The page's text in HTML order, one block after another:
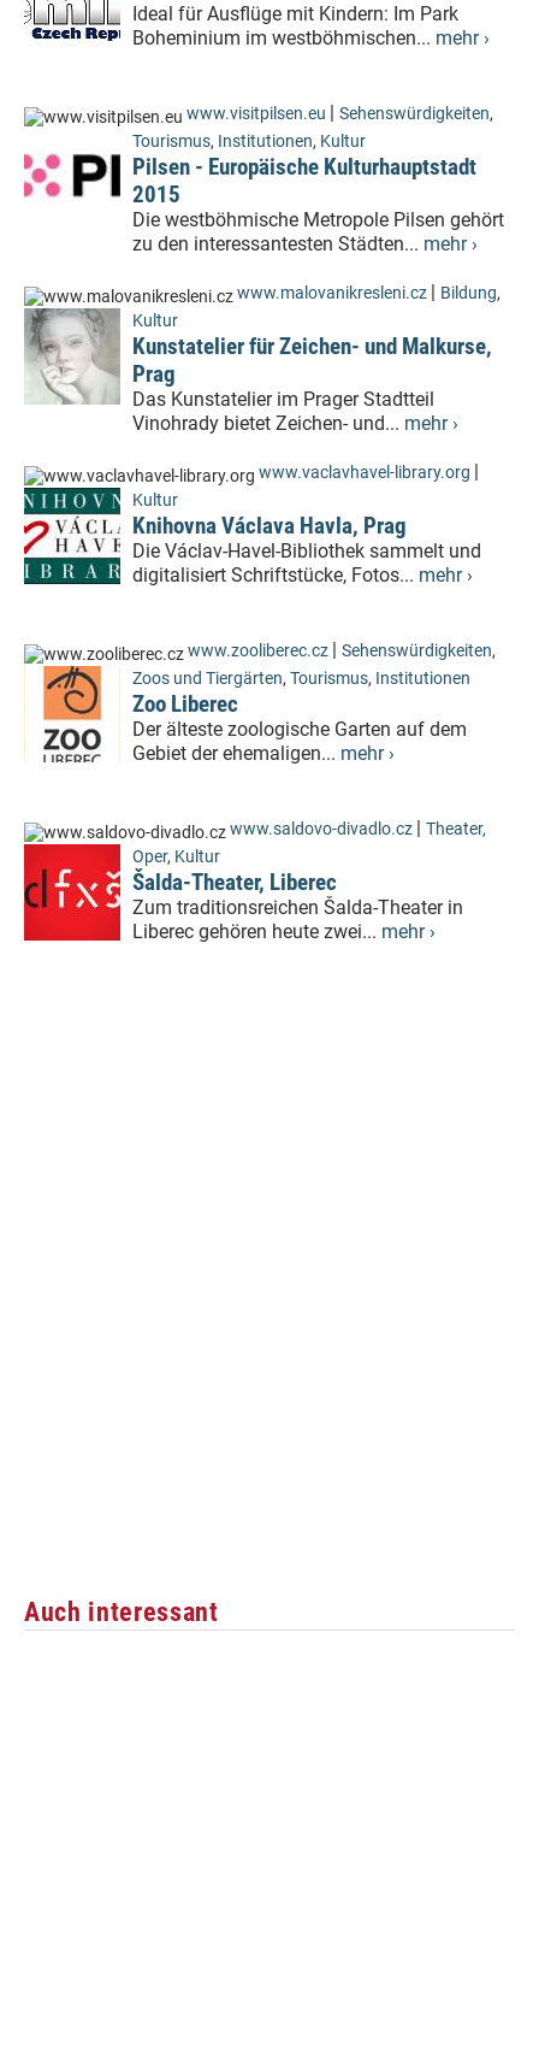
Ideal für Ausflüge mit Kindern: Im Park
Boheminium im westböhmischen... mehr ›
www.visitpilsen.eu | Sehenswürdigkeiten,
Tourismus, Institutionen, Kultur
Pilsen - Europäische Kulturhauptstadt
2015
Die westböhmische Metropole Pilsen gehört
zu den interessantesten Städten... mehr ›
www.malovanikresleni.cz | Bildung,
Kultur
Kunstatelier für Zeichen- und Malkurse,
Prag
Das Kunstatelier im Prager Stadtteil
Vinohrady bietet Zeichen- und... mehr ›
www.vaclavhavel-library.org |
Kultur
Knihovna Václava Havla, Prag
Die Václav-Havel-Bibliothek sammelt und
digitalisiert Schriftstücke, Fotos... mehr ›
www.zooliberec.cz | Sehenswürdigkeiten,
Zoos und Tiergärten, Tourismus, Institutionen
Zoo Liberec
Der älteste zoologische Garten auf dem
Gebiet der ehemaligen... mehr ›
www.saldovo-divadlo.cz | Theater,
Oper, Kultur
Šalda-Theater, Liberec
Zum traditionsreichen Šalda-Theater in
Liberec gehören heute zwei... mehr ›
Auch interessant